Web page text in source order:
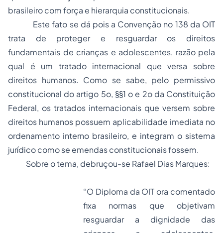
brasileiro com força e hierarquia constitucionais.
Este fato se dá pois a Convenção no 138 da OIT
trata de proteger e resguardar os direitos
fundamentais de crianças e adolescentes, razão pela
qual é um tratado internacional que versa sobre
direitos humanos. Como se sabe, pelo permissivo
constitucional do artigo 5o, §§1 o e 2o da Constituição
Federal, os tratados internacionais que versem sobre
direitos humanos possuem aplicabilidade imediata no
ordenamento interno brasileiro, e integram o sistema
jurídico como se emendas constitucionais fossem.
Sobre o tema, debruçou-se Rafael Dias Marques:
“O Diploma da OIT ora comentado
fixa normas que objetivam
resguardar a dignidade das